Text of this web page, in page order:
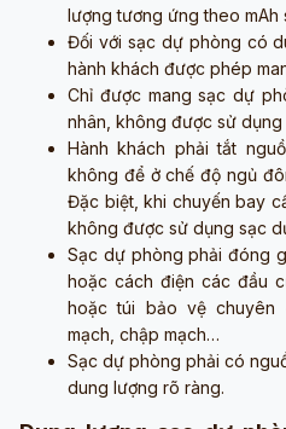
lượng tương ứng theo mAh
Đối với sạc dự phòng có
hành khách được phép
Chỉ được mang sạc dự
nhân, không được sử
Hành khách phải tắt
không để ở chế độ ngủ
Đặc biệt, khi chuyến bay
không được sử dụng sạc
Sạc dự phòng phải đóng
hoặc cách điện các đầu
hoặc túi bảo vệ chuyên
mạch, chập mạch…
Sạc dự phòng phải có
dung lượng rõ ràng.